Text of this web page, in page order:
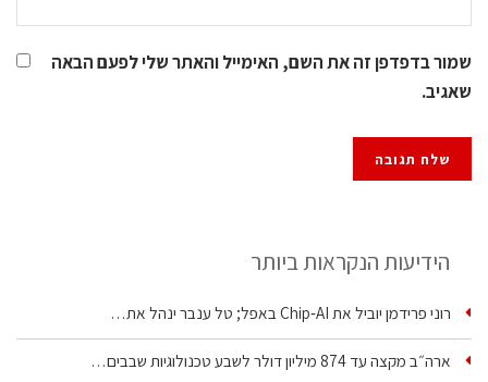
שמור בדפדפן זה את השם, האימייל והאתר שלי לפעם הבאה
שאגיב.
הידיעות הנקראות ביותר
רוני פרידמן יוביל את Chip‑AI באפל; טל ענבר ינהל את…
ארה״ב מקצה עד 874 מיליון דולר לשבע טכנולוגיות שבבים…